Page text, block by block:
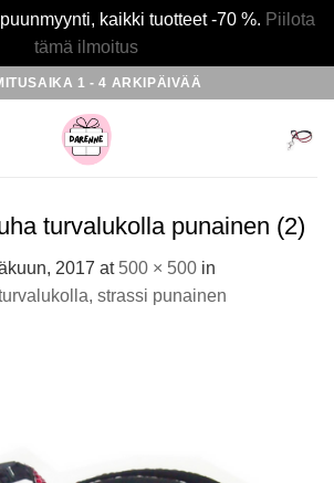
kaikki tuotteet -70 %. Piilota
tämä ilmoitus
1 - 4 ARKIPÄIVÄÄ
turvalukolla punainen (2)
2017 at 500 × 500 in
strassi punainen